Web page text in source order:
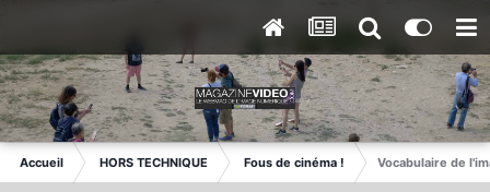
Accueil HORS TECHNIQUE Fous de cinéma ! Vocabulaire de